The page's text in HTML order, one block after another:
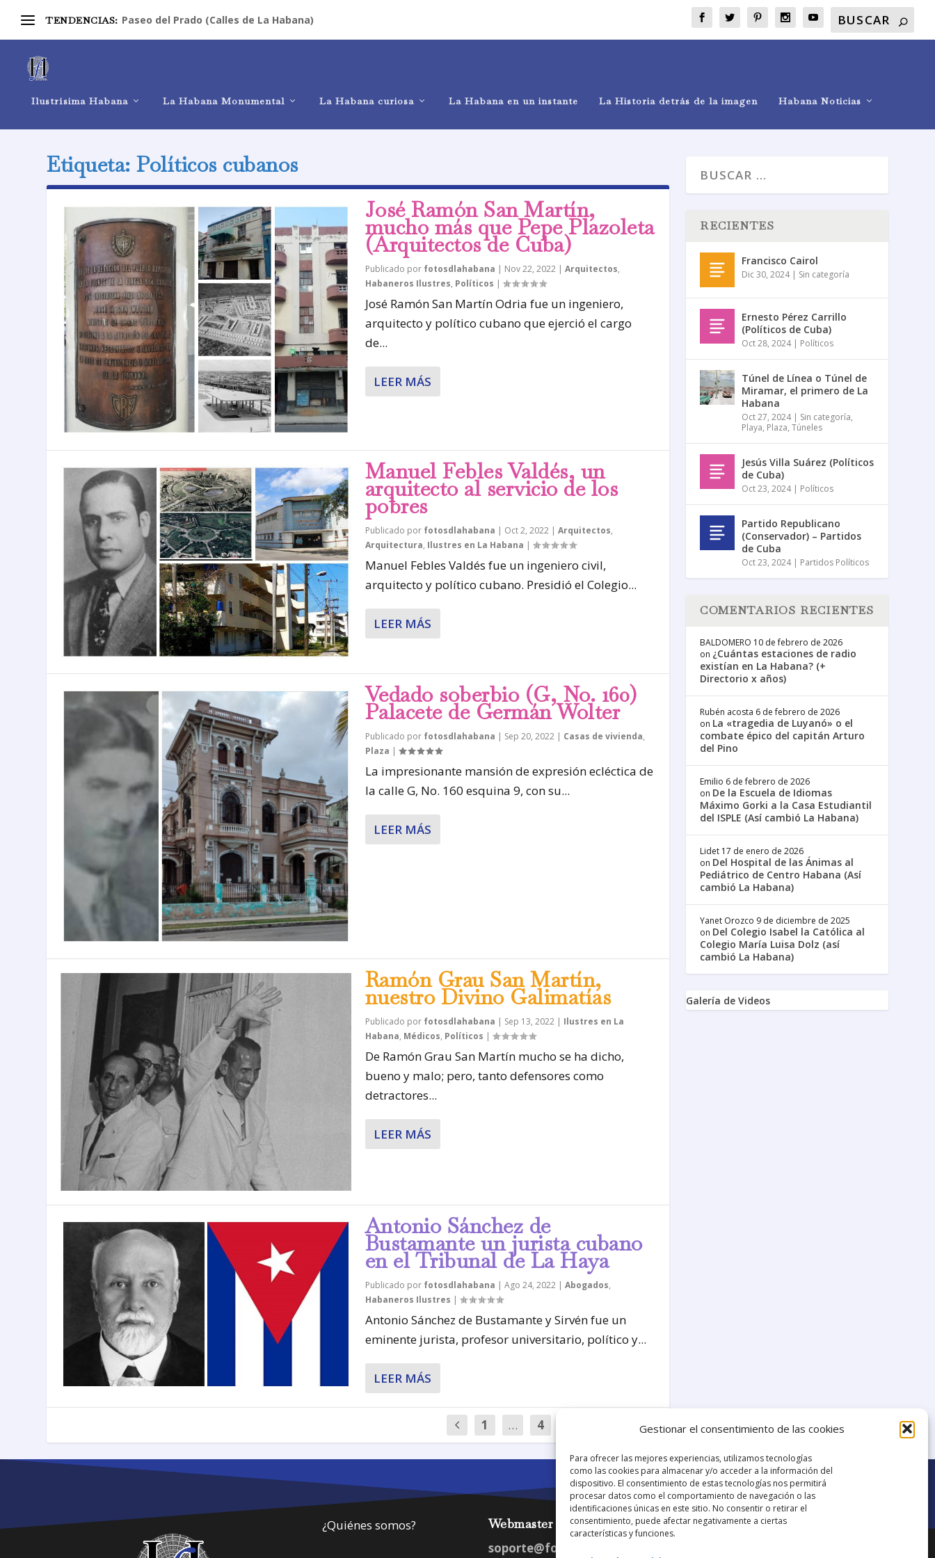
Gestionar el consentimiento de las cookies
Para ofrecer las mejores experiencias, utilizamos tecnologías
como las cookies para almacenar y/o acceder a la información del
dispositivo. El consentimiento de estas tecnologías nos permitirá
procesar datos como el comportamiento de navegación o las
identificaciones únicas en este sitio. No consentir o retirar el
consentimiento, puede afectar negativamente a ciertas
características y funciones.
TENDENCIAS: Paseo del Prado (Calles de La Habana)
Ilustrísima Habana La Habana Monumental La Habana curiosa La Habana en un instante La Historia detrás de la imagen Habana Noticias
Etiqueta:Políticos cubanos
José Ramón San Martín,
mucho más que Pepe Plazoleta
(Arquitectos de Cuba)
Publicado por fotosdlahabana | Nov 22, 2022| Arquitectos,
Habaneros Ilustres, Políticos |
José Ramón San Martín Odria fue un ingeniero,
arquitecto y político cubano que ejerció el cargo
de...
LEER MÁS
Manuel Febles Valdés, un
arquitecto al servicio de los
pobres
Publicado por fotosdlahabana | Oct 2, 2022| Arquitectos,
Arquitectura, Ilustres en La Habana |
Manuel Febles Valdés fue un ingeniero civil,
arquitecto y político cubano. Presidió el Colegio...
LEER MÁS
Vedado soberbio (G, No. 160)
Palacete de Germán Wolter
Publicado por fotosdlahabana | Sep 20, 2022| Casas de vivienda,
Plaza |
La impresionante mansión de expresión ecléctica de
la calle G, No. 160 esquina 9, con su...
LEER MÁS
Ramón Grau San Martín,
nuestro Divino Galimatías
Publicado por fotosdlahabana | Sep 13, 2022| Ilustres en La
Habana, Médicos, Políticos |
De Ramón Grau San Martín mucho se ha dicho,
bueno y malo; pero, tanto defensores como
detractores...
LEER MÁS
Antonio Sánchez de
Bustamante un jurista cubano
en el Tribunal de La Haya
Publicado por fotosdlahabana | Ago 24, 2022| Abogados,
Habaneros Ilustres |
Antonio Sánchez de Bustamante y Sirvén fue un
eminente jurista, profesor universitario, político y...
LEER MÁS
1 … 4
RECIENTES
Francisco Cairol
Dic 30, 2024| Sin categoría
Ernesto Pérez Carrillo
(Políticos de Cuba)
Oct 28, 2024| Políticos
Túnel de Línea o Túnel de
Miramar, el primero de La
Habana
Oct 27, 2024| Sin categoría,
Playa, Plaza,Túneles
Jesús Villa Suárez (Políticos
de Cuba)
Oct 23, 2024| Políticos
Partido Republicano
(Conservador) – Partidos
de Cuba
Oct 23, 2024| Partidos Políticos
COMENTARIOS RECIENTES
BALDOMERO 10 de febrero de 2026
on ¿Cuántas estaciones de radio
existían en La Habana? (+
Directorio x años)
Rubén acosta 6 de febrero de 2026
on La «tragedia de Luyanó» o el
combate épico del capitán Arturo
del Pino
Emilio 6 de febrero de 2026
on De la Escuela de Idiomas
Máximo Gorki a la Casa Estudiantil
del ISPLE (Así cambió La Habana)
Lidet 17 de enero de 2026
on Del Hospital de las Ánimas al
Pediátrico de Centro Habana (Así
cambió La Habana)
Yanet Orozco 9 de diciembre de 2025
on Del Colegio Isabel la Católica al
Colegio María Luisa Dolz (así
cambió La Habana)
Galería de Videos
¿Quiénes somos?
Webmaster
soporte@fotosdlahabana.